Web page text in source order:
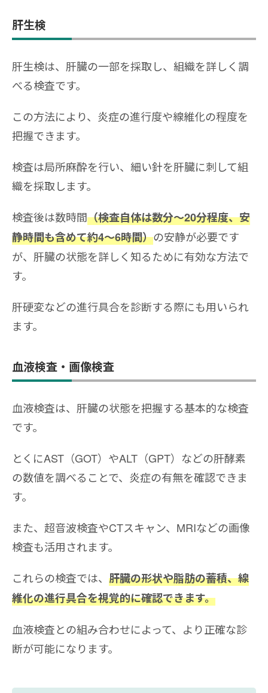
肝生検
肝生検は、肝臓の一部を採取し、組織を詳しく調
べる検査です。
この方法により、炎症の進行度や線維化の程度を
把握できます。
検査は局所麻酔を行い、細い針を肝臓に刺して組
織を採取します。
検査後は数時間（検査自体は数分～20分程度、安
静時間も含めて約4～6時間）の安静が必要です
が、肝臓の状態を詳しく知るために有効な方法で
す。
肝硬変などの進行具合を診断する際にも用いられ
ます。
血液検査・画像検査
血液検査は、肝臓の状態を把握する基本的な検査
です。
とくにAST（GOT）やALT（GPT）などの肝酵素
の数値を調べることで、炎症の有無を確認できま
す。
また、超音波検査やCTスキャン、MRIなどの画像
検査も活用されます。
これらの検査では、 肝臓の形状や脂肪の蓄積、線
維化の進行具合を視覚的に確認できます。
血液検査との組み合わせによって、より正確な診
断が可能になります。